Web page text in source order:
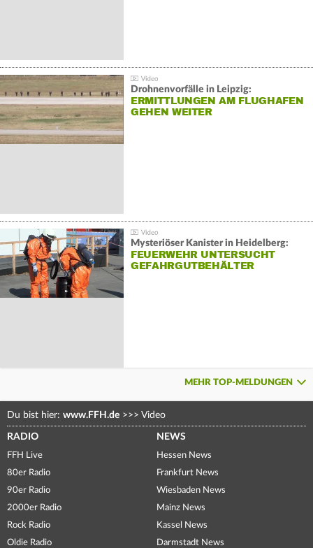
Drohnenvorfälle in Leipzig:
ERMITTLUNGEN AM FLUGHAFEN
GEHEN WEITER
Mysteriöser Kanister in Heidelberg:
FEUERWEHR UNTERSUCHT
GEFAHRGUTBEHÄLTER
MEHR TOP-MELDUNGEN
Du bist hier: www.FFH.de >>> Video
RADIO
FFH Live
80er Radio
90er Radio
2000er Radio
Rock Radio
Oldie Radio
NEWS
Hessen News
Frankfurt News
Wiesbaden News
Mainz News
Kassel News
Darmstadt News